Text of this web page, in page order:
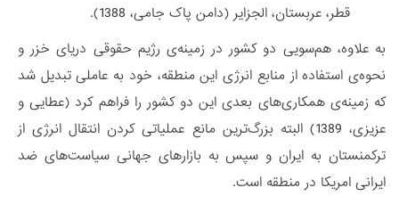
قطر، عربستان، الجزایر (دامن پاک جامی، 1388).
به علاوه، هم‌سویی دو کشور در زمینه‌ی رژیم حقوقی دریای خزر و
نحوه‌ی استفاده از منابع انرژی این منطقه، خود به عاملی تبدیل شد
که زمینه‌ی همکاری‌های بعدی این دو کشور را فراهم کرد (عطایی و
عزیزی، 1389) البته بزرگ‌ترین مانع عملیاتی کردن انتقال انرژی از
ترکمنستان به ایران و سپس به بازارهای جهانی سیاست‌های ضد
ایرانی امریکا در منطقه است.